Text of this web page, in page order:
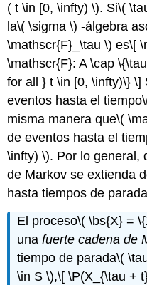
( t \in [0, \infty) \). Si\(
la\( \sigma \) -álgebra
\mathscr{F}_\tau \) es\[
\mathscr{F}: A \cap
for all } t \in [0, \infty)\} \]
eventos hasta el tiempo
misma manera que\(
de eventos hasta el
\infty) \). Por lo general,
de Markov se extienda
hasta tiempos de
El proceso\( \bs{X} =
unafuerte cadena de
tiempo de parada\(
\in S \),\[ \P(X_{\tau +